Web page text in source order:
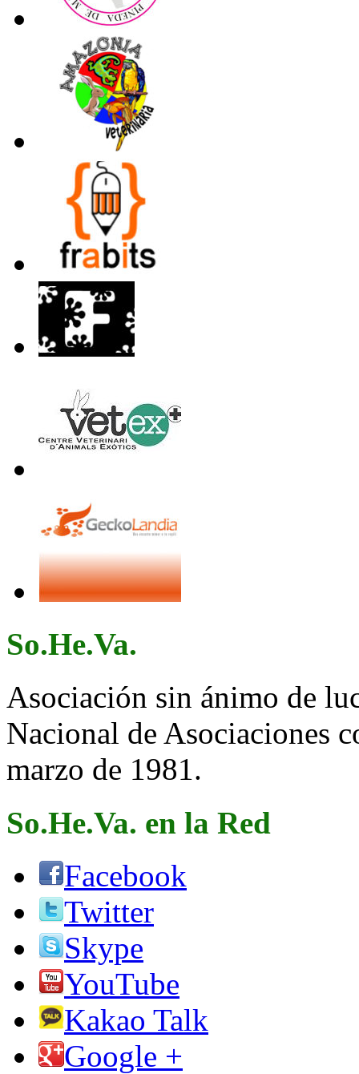
So.He.Va.
Asociación sin ánimo de
Nacional de Asociaciones
marzo de 1981.
So.He.Va. en la Red
Facebook
Twitter
Skype
YouTube
Kakao Talk
Google +